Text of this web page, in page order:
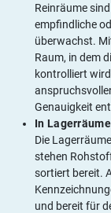
Reinräume
empfindliche
überwachst.
Raum, in dem
kontrolliert
Genauigkeit
In
Die
stehen
sortiert bereit.
und bereit für